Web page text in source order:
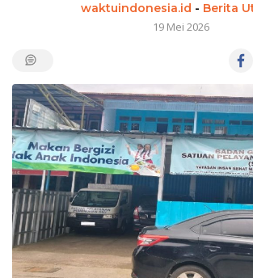
waktuindonesia.id - Berita
19 Mei 2026